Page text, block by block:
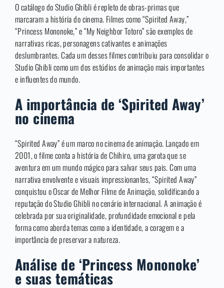
O catálogo do Studio Ghibli é repleto de obras-primas que
marcaram a história do cinema. Filmes como “Spirited Away,”
“Princess Mononoke,” e “My Neighbor Totoro” são exemplos de
narrativas ricas, personagens cativantes e animações
deslumbrantes. Cada um desses filmes contribuiu para consolidar o
Studio Ghibli como um dos estúdios de animação mais importantes
e influentes do mundo.
A importância de ‘Spirited Away’
no cinema
“Spirited Away” é um marco no cinema de animação. Lançado em
2001, o filme conta a história de Chihiro, uma garota que se
aventura em um mundo mágico para salvar seus pais. Com uma
narrativa envolvente e visuais impressionantes, “Spirited Away”
conquistou o Oscar de Melhor Filme de Animação, solidificando a
reputação do Studio Ghibli no cenário internacional. A animação é
celebrada por sua originalidade, profundidade emocional e pela
forma como aborda temas como a identidade, a coragem e a
importância de preservar a natureza.
Análise de ‘Princess Mononoke’
e suas temáticas